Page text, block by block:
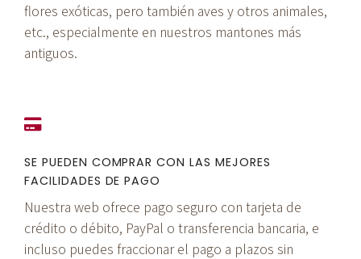
flores exóticas, pero también aves y otros animales,
etc., especialmente en nuestros mantones más
antiguos.
SE PUEDEN COMPRAR CON LAS MEJORES
FACILIDADES DE PAGO
Nuestra web ofrece pago seguro con tarjeta de
crédito o débito, PayPal o transferencia bancaria, e
incluso puedes fraccionar el pago a plazos sin